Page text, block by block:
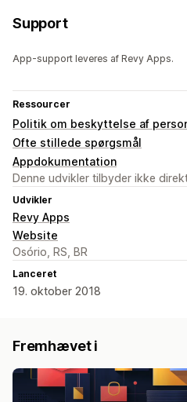
Support
App-support leveres af Revy Apps.
Ressourcer
Politik om beskyttelse af
Ofte stillede spørgsmål
Appdokumentation
Denne udvikler tilbyder ikke
Udvikler
Revy Apps
Website
Osório, RS, BR
Lanceret
19. oktober 2018
Fremhævet i